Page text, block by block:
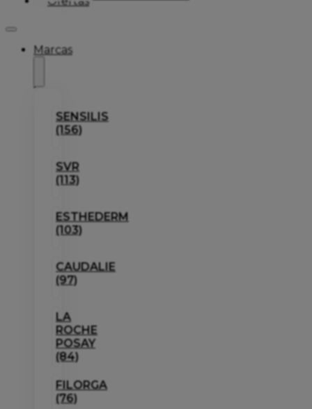
Marcas
SENSILIS
(156)
SVR
(113)
ESTHEDERM
(103)
CAUDALIE
(97)
LA
ROCHE
POSAY
(84)
FILORGA
(76)